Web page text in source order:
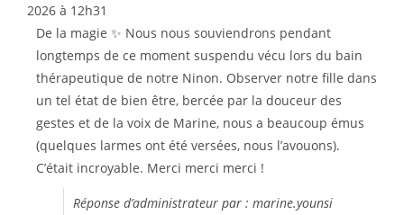
2026 à 12h31
De la magie ✨ Nous nous souviendrons pendant
longtemps de ce moment suspendu vécu lors du bain
thérapeutique de notre Ninon. Observer notre fille dans
un tel état de bien être, bercée par la douceur des
gestes et de la voix de Marine, nous a beaucoup émus
(quelques larmes ont été versées, nous l’avouons).
C’était incroyable. Merci merci merci !
Réponse d’administrateur par : marine.younsi